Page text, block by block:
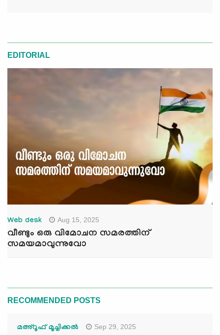
EDITORIAL
Web desk Aug 15, 2025
വീണ്ടും ഒരു വിമോചന സമരത്തിന്
സമയമാവുന്നുവോ
RECOMMENDED POSTS
മഅ്റൂഫ് മൂച്ചിക്കല്‍ Sep 29, 2025